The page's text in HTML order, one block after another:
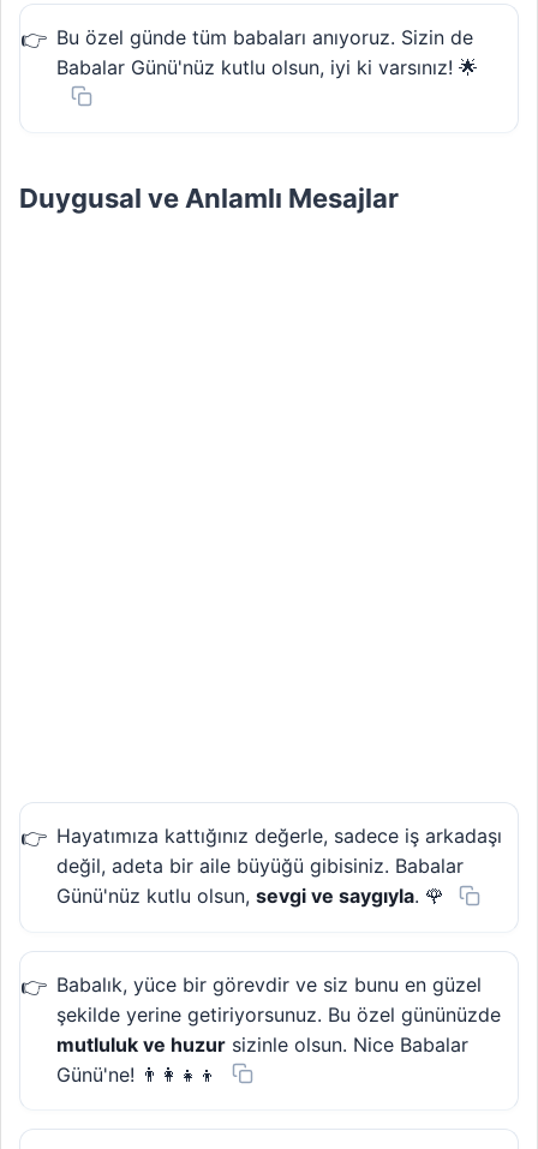
Bu özel günde tüm babaları anıyoruz. Sizin de
Babalar Günü'nüz kutlu olsun, iyi ki varsınız! 🌟
Duygusal ve Anlamlı Mesajlar
Hayatımıza kattığınız değerle, sadece iş arkadaşı
değil, adeta bir aile büyüğü gibisiniz. Babalar
Günü'nüz kutlu olsun, sevgi ve saygıyla. 🌹
Babalık, yüce bir görevdir ve siz bunu en güzel
şekilde yerine getiriyorsunuz. Bu özel gününüzde
mutluluk ve huzur sizinle olsun. Nice Babalar
Günü'ne! 👨‍👩‍👧‍👦